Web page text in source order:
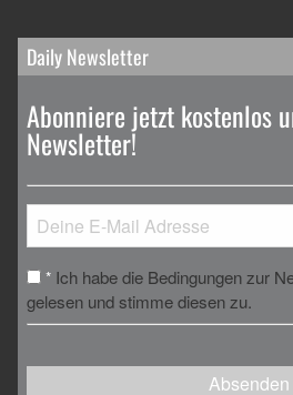
Daily Newsletter
Abonniere jetzt kostenlos
Newsletter!
* Ich habe die Bedingungen zur
gelesen und stimme diesen zu.
Absenden